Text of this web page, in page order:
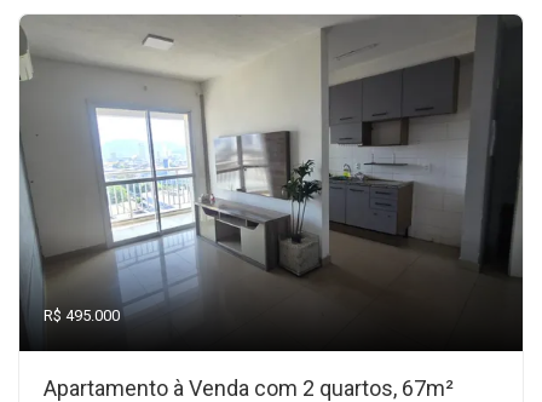
R$ 495.000
Apartamento à Venda com 2 quartos, 67m²